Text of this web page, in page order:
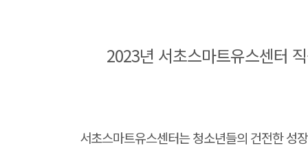
2023년 서초스마트유스센터
서초스마트유스센터는 청소년들의 건전한 성